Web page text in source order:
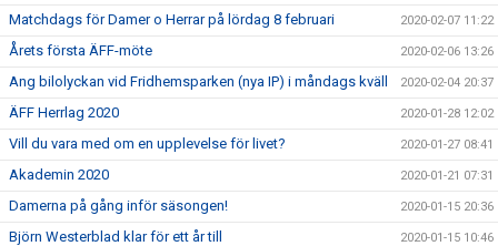
Matchdags för Damer o Herrar på lördag 8 februari 2020-02-07 11:22
Årets första ÄFF-möte 2020-02-06 13:26
Ang bilolyckan vid Fridhemsparken (nya IP) i måndags kväll 2020-02-04 20:37
ÄFF Herrlag 2020 2020-01-28 12:02
Vill du vara med om en upplevelse för livet? 2020-01-27 08:41
Akademin 2020 2020-01-21 07:31
Damerna på gång inför säsongen! 2020-01-15 20:36
Björn Westerblad klar för ett år till 2020-01-15 10:46